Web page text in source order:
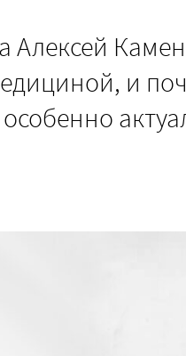
Алексей
и